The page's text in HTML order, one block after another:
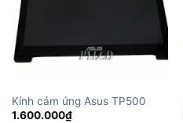
Kính cảm ứng Asus TP500
1.600.000₫